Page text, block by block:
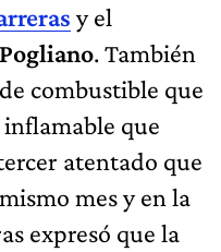
y el
. También
combustible que
que
atentado que
mes y en la
expresó que la